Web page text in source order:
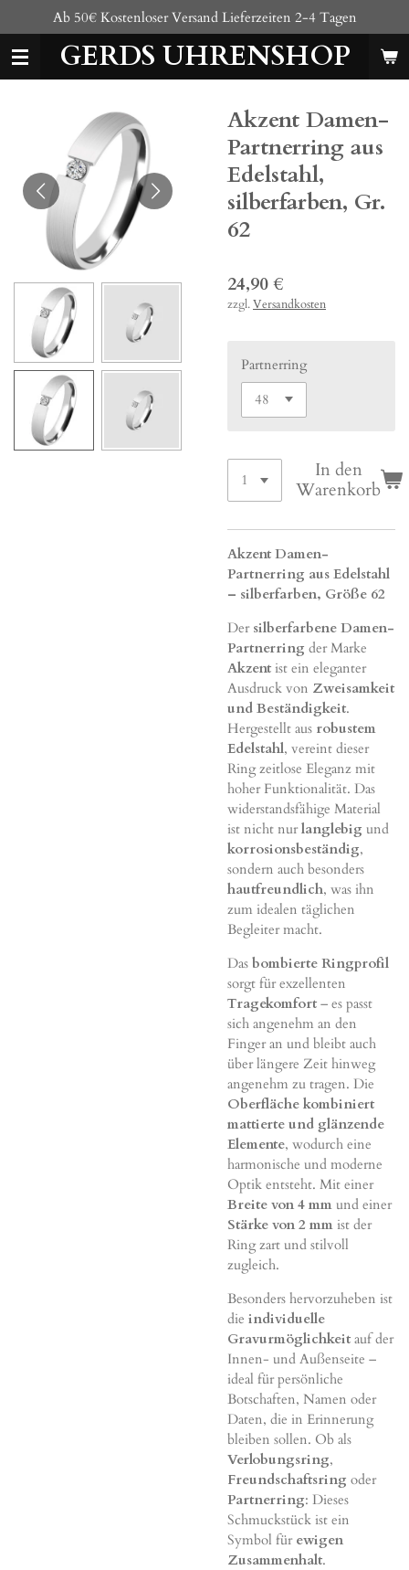
Hauptinhalt
springenGERDS UHRENSHOP
Ab 50€ Kostenloser Versand Lieferzeiten 2-4 Tagen
Akzent Damen-
Partnerring aus
Edelstahl,
silberfarben, Gr.
62
24,90 €
zzgl.Versandkosten
Partnerring
In den
Warenkorb
Akzent Damen-
Partnerring aus Edelstahl
– silberfarben, Größe 62
Der silberfarbene Damen-
Partnerring der Marke
Akzent ist ein eleganter
Ausdruck von Zweisamkeit
und Beständigkeit.
Hergestellt aus robustem
Edelstahl, vereint dieser
Ring zeitlose Eleganz mit
hoher Funktionalität. Das
widerstandsfähige Material
ist nicht nurlanglebig und
korrosionsbeständig,
sondern auch besonders
hautfreundlich, was ihn
zum idealen täglichen
Begleiter macht.
Das bombierte Ringprofil
sorgt für exzellenten
Tragekomfort – es passt
sich angenehm an den
Finger an und bleibt auch
über längere Zeit hinweg
angenehm zu tragen. Die
Oberfläche kombiniert
mattierte und glänzende
Elemente, wodurch eine
harmonische und moderne
Optik entsteht. Mit einer
Breite von 4 mm und einer
Stärke von 2 mm ist der
Ring zart und stilvoll
zugleich.
Besonders hervorzuheben ist
die individuelle
Gravurmöglichkeit auf der
Innen- und Außenseite –
ideal für persönliche
Botschaften, Namen oder
Daten, die in Erinnerung
bleiben sollen. Ob als
Verlobungsring,
Freundschaftsring oder
Partnerring: Dieses
Schmuckstück ist ein
Symbol für ewigen
Zusammenhalt.